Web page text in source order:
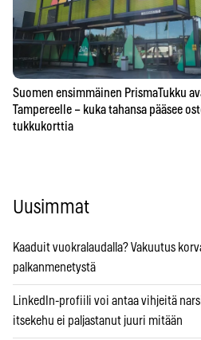
Suomen ensimmäinen PrismaTukku
Tampereelle – kuka tahansa pääsee
tukkukorttia
Uusimmat
Kaaduit vuokralaudalla? Vakuutus
palkanmenetystä
LinkedIn-profiili voi antaa vihjeitä
itsekehu ei paljastanut juuri mitään